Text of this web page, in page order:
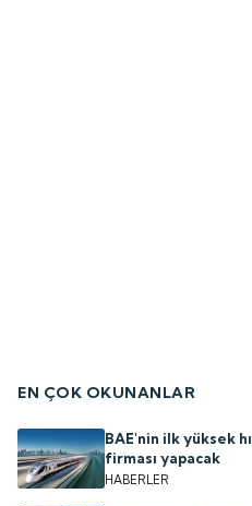
EN ÇOK OKUNANLAR
BAE'nin ilk yüksek
firması yapacak
HABERLER